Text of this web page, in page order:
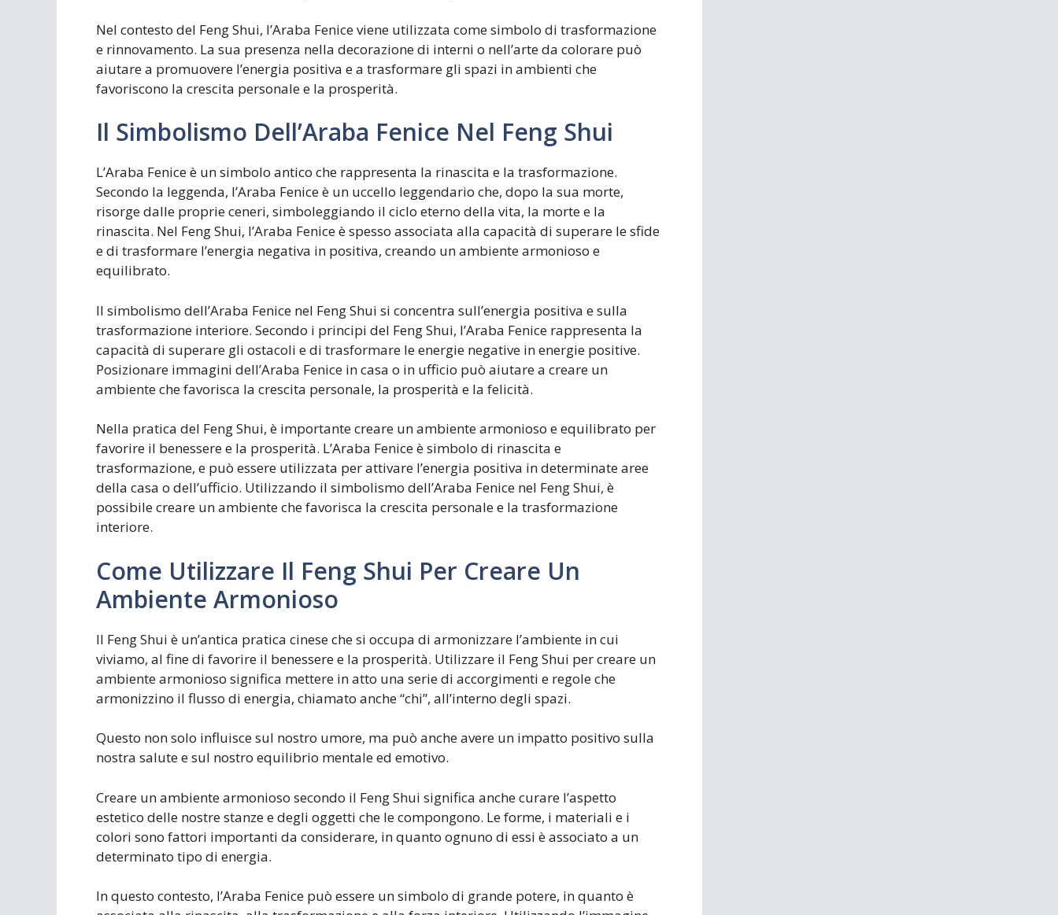
Nel contesto del Feng Shui, l’Araba Fenice viene utilizzata come simbolo di trasformazione
e rinnovamento. La sua presenza nella decorazione di interni o nell’arte da colorare può
aiutare a promuovere l’energia positiva e a trasformare gli spazi in ambienti che
favoriscono la crescita personale e la prosperità.
Il Simbolismo Dell’Araba Fenice Nel Feng Shui
L’Araba Fenice è un simbolo antico che rappresenta la rinascita e la trasformazione.
Secondo la leggenda, l’Araba Fenice è un uccello leggendario che, dopo la sua morte,
risorge dalle proprie ceneri, simboleggiando il ciclo eterno della vita, la morte e la
rinascita. Nel Feng Shui, l’Araba Fenice è spesso associata alla capacità di superare le sfide
e di trasformare l’energia negativa in positiva, creando un ambiente armonioso e
equilibrato.
Il simbolismo dell’Araba Fenice nel Feng Shui si concentra sull’energia positiva e sulla
trasformazione interiore. Secondo i principi del Feng Shui, l’Araba Fenice rappresenta la
capacità di superare gli ostacoli e di trasformare le energie negative in energie positive.
Posizionare immagini dell’Araba Fenice in casa o in ufficio può aiutare a creare un
ambiente che favorisca la crescita personale, la prosperità e la felicità.
Nella pratica del Feng Shui, è importante creare un ambiente armonioso e equilibrato per
favorire il benessere e la prosperità. L’Araba Fenice è simbolo di rinascita e
trasformazione, e può essere utilizzata per attivare l’energia positiva in determinate aree
della casa o dell’ufficio. Utilizzando il simbolismo dell’Araba Fenice nel Feng Shui, è
possibile creare un ambiente che favorisca la crescita personale e la trasformazione
interiore.
Come Utilizzare Il Feng Shui Per Creare Un
Ambiente Armonioso
Il Feng Shui è un’antica pratica cinese che si occupa di armonizzare l’ambiente in cui
viviamo, al fine di favorire il benessere e la prosperità. Utilizzare il Feng Shui per creare un
ambiente armonioso significa mettere in atto una serie di accorgimenti e regole che
armonizzino il flusso di energia, chiamato anche “chi”, all’interno degli spazi.
Questo non solo influisce sul nostro umore, ma può anche avere un impatto positivo sulla
nostra salute e sul nostro equilibrio mentale ed emotivo.
Creare un ambiente armonioso secondo il Feng Shui significa anche curare l’aspetto
estetico delle nostre stanze e degli oggetti che le compongono. Le forme, i materiali e i
colori sono fattori importanti da considerare, in quanto ognuno di essi è associato a un
determinato tipo di energia.
In questo contesto, l’Araba Fenice può essere un simbolo di grande potere, in quanto è